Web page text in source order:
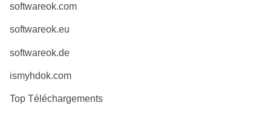
softwareok.com
softwareok.eu
softwareok.de
ismyhdok.com
Top Téléchargements